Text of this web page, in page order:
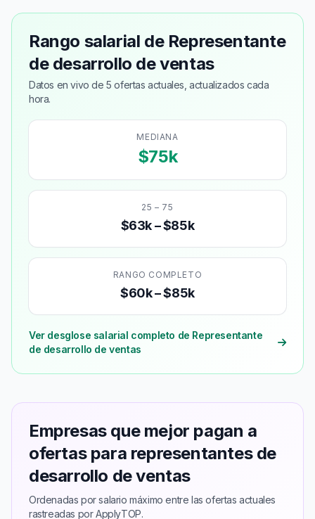
Rango salarial de Representante
de desarrollo de ventas
Datos en vivo de 5 ofertas actuales, actualizados cada
hora.
MEDIANA
$75k
25 – 75
$63k – $85k
RANGO COMPLETO
$60k – $85k
Ver desglose salarial completo de Representante
de desarrollo de ventas
Empresas que mejor pagan a
ofertas para representantes de
desarrollo de ventas
Ordenadas por salario máximo entre las ofertas actuales
rastreadas por ApplyTOP.